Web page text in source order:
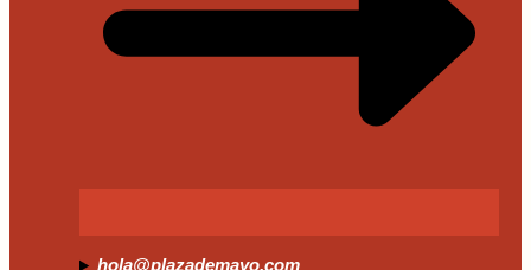
hola@plazademayo.com